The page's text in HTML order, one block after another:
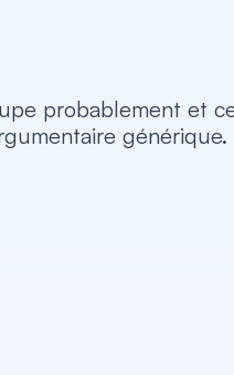
probablement et
générique.